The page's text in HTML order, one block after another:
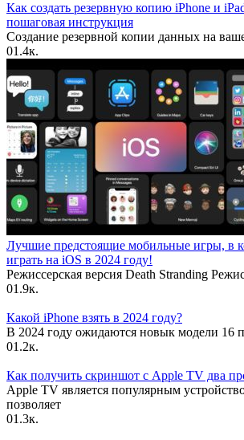
Как создать резервную копию iPhone и
пошаговая инструкция
Создание резервной копии данных на
01.4к.
Лучшие предстоящие мобильные игры, в
играть на iOS в 2024 году!
Режиссерская версия Death Stranding
01.9к.
Какой iPhone взять в 2024 году?
В 2024 году ожидаются новык модели 16
01.2к.
Как получить скриншот с Apple TV два
Apple TV является популярным
позволяет
01.3к.